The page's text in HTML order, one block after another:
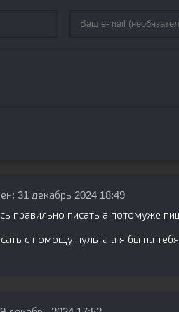
31 декабрь 2024 18:49
правильно писать а потомуже
с помощу пульта а я бы на